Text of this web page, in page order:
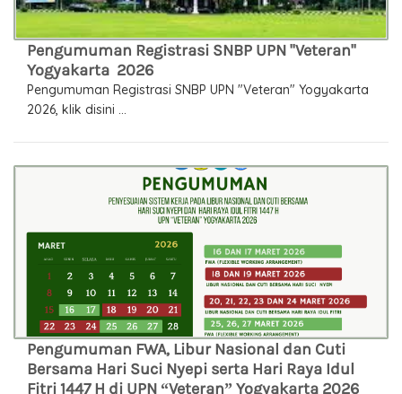
Pengumuman Registrasi SNBP UPN "Veteran"
Yogyakarta 2026
Pengumuman Registrasi SNBP UPN "Veteran" Yogyakarta
2026, klik disini ...
Pengumuman FWA, Libur Nasional dan Cuti
Bersama Hari Suci Nyepi serta Hari Raya Idul
Fitri 1447 H di UPN “Veteran” Yogyakarta 2026